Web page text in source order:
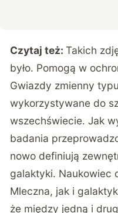
Czytaj też:Takich
było. Pomogą w
Gwiazdy zmienny
wykorzystywane do
wszechświecie. Jak
badania
nowo definiują
galaktyki. Naukowiec
Mleczna, jak i
że między jedną i